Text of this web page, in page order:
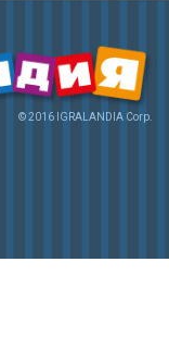
© 2016 IGRALANDIA Corp.